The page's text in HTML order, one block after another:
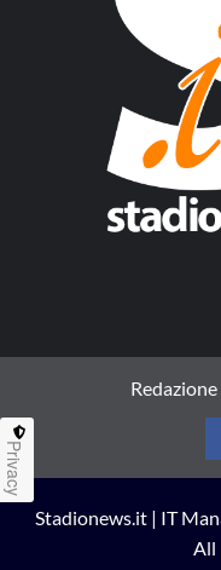
Redazione
Stadionews.it | IT
All
Privacy